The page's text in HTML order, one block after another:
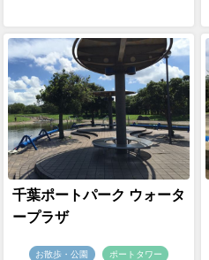
千葉ポートパーク ウォータ
ープラザ
お散歩・公園 ポートタワー